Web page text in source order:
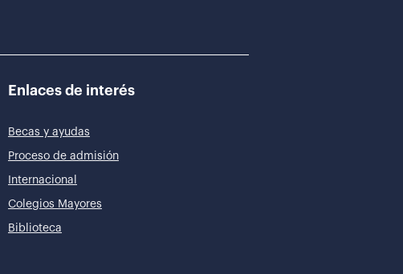
Enlaces de interés
Becas y ayudas
Proceso de admisión
Internacional
Colegios Mayores
Biblioteca